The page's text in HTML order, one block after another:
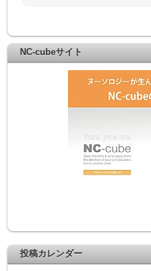
NC-cubeサイト
投稿カレンダー